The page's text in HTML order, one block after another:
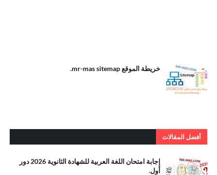
.خريطة الموقع
mr-mas
sitemap
خريطة الموقع mr-mas sitemap.
أفضل المقالات
. إجابة امتحان
اللغة العربية
إجابة امتحان اللغة العربية للشهادة الثانوية 2026 دور
أول.